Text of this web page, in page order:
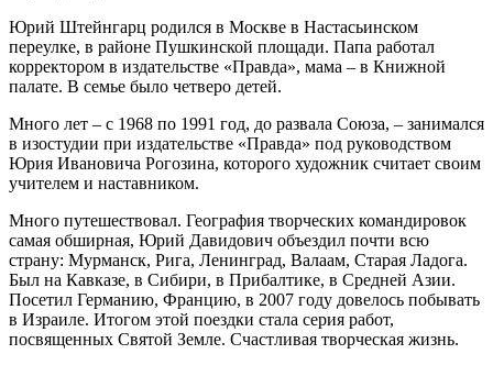
Юрий Штейнгарц родился в Москве в Настасьинском
переулке, в районе Пушкинской площади. Папа работал
корректором в издательстве «Правда», мама ‒ в Книжной
палате. В семье было четверо детей.
Много лет ‒ с 1968 по 1991 год, до развала Союза, ‒ занимался
в изостудии при издательстве «Правда» под руководством
Юрия Ивановича Рогозина, которого художник считает своим
учителем и наставником.
Много путешествовал. География творческих командировок
самая обширная, Юрий Давидович объездил почти всю
страну: Мурманск, Рига, Ленинград, Валаам, Старая Ладога.
Был на Кавказе, в Сибири, в Прибалтике, в Средней Азии.
Посетил Германию, Францию, в 2007 году довелось побывать
в Израиле. Итогом этой поездки стала серия работ,
посвященных Святой Земле. Счастливая творческая жизнь.